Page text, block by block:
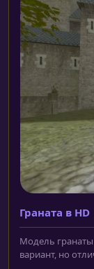
Граната в HD
Модель гранаты
вариант, но